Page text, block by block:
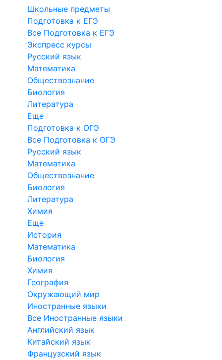
Школьные предметы
Подготовка к ЕГЭ
Все Подготовка к ЕГЭ
Экспресс курсы
Русский язык
Математика
Обществознание
Биология
Литература
Еще
Подготовка к ОГЭ
Все Подготовка к ОГЭ
Русский язык
Математика
Обществознание
Биология
Литература
Химия
Еще
История
Математика
Биология
Химия
География
Окружающий мир
Иностранные языки
Все Иностранные языки
Английский язык
Китайский язык
Французский язык